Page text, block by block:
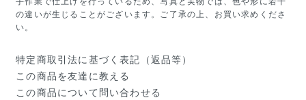
の違いが生じることがございます。ご了承の上、お買い求めくださ
い。
特定商取引法に基づく表記（返品等）
この商品を友達に教える
この商品について問い合わせる